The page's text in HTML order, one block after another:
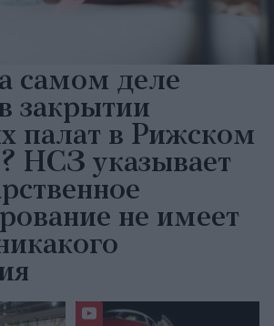
самом деле
закрытии
палат в Рижском
НСЗ указывает
не имеет